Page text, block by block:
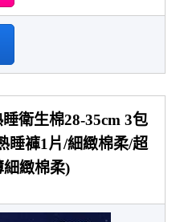
睡衛生棉28-35cm 3包
睡褲1片/細緻棉柔/超
緻棉柔)